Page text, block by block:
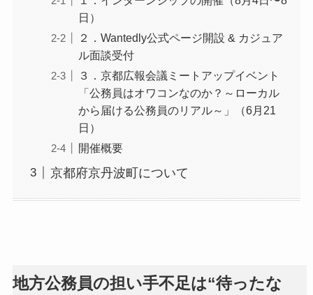
日）
２．Wantedly公式ページ開設 & カジュア
ル面談受付
３．京都広報会議ミートアップイベント
「公務員はオワコンなのか？～ローカル
から届ける公務員のリアル～」（6月21
日）
開催概要
京都府京丹波町について
地方公務員の担い手不足は“待ったな